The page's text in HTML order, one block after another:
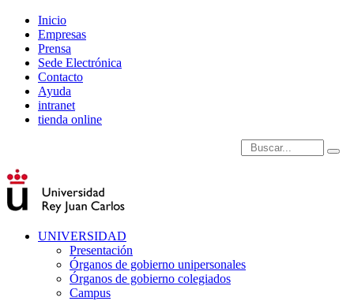
Inicio
Empresas
Prensa
Sede Electrónica
Contacto
Ayuda
intranet
tienda online
Introduce términos de
UNIVERSIDAD
Presentación
Órganos de gobierno unipersonales
Órganos de gobierno colegiados
Campus